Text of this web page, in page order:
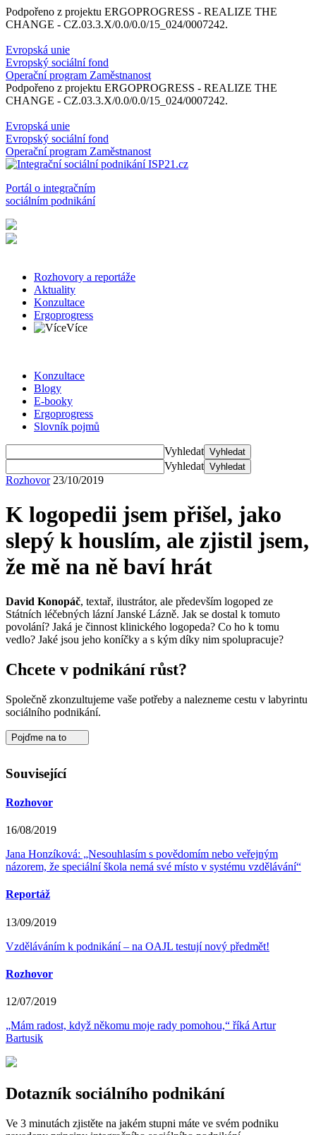
Podpořeno z projektu ERGOPROGRESS - REALIZE THE
CHANGE - CZ.03.3.X/0.0/0.0/15_024/0007242.
Evropská unie
Evropský sociální fond
Operační program Zaměstnanost
Podpořeno z projektu ERGOPROGRESS - REALIZE THE
CHANGE - CZ.03.3.X/0.0/0.0/15_024/0007242.
Evropská unie
Evropský sociální fond
Operační program Zaměstnanost
Portál o integračním
sociálním podnikání
Rozhovory a reportáže
Aktuality
Konzultace
Ergoprogress
Více
Konzultace
Blogy
E-booky
Ergoprogress
Slovník pojmů
Vyhledat Vyhledat
Vyhledat Vyhledat
Rozhovor 23/10/2019
K logopedii jsem přišel, jako
slepý k houslím, ale zjistil jsem,
že mě na ně baví hrát
David Konopáč, textař, ilustrátor, ale především logoped ze
Státních léčebných lázní Janské Lázně. Jak se dostal k tomuto
povolání? Jaká je činnost klinického logopeda? Co ho k tomu
vedlo? Jaké jsou jeho koníčky a s kým díky nim spolupracuje?
Chcete v podnikání růst?
Společně zkonzultujeme vaše potřeby a nalezneme cestu v labyrintu
sociálního podnikání.
Pojďme na to
Související
Rozhovor
16/08/2019
Jana Honzíková: „Nesouhlasím s povědomím nebo veřejným
názorem, že speciální škola nemá své místo v systému vzdělávání“
Reportáž
13/09/2019
Vzděláváním k podnikání – na OAJL testují nový předmět!
Rozhovor
12/07/2019
„Mám radost, když někomu moje rady pomohou,“ říká Artur
Bartusik
Dotazník sociálního podnikání
Ve 3 minutách zjistěte na jakém stupni máte ve svém podniku